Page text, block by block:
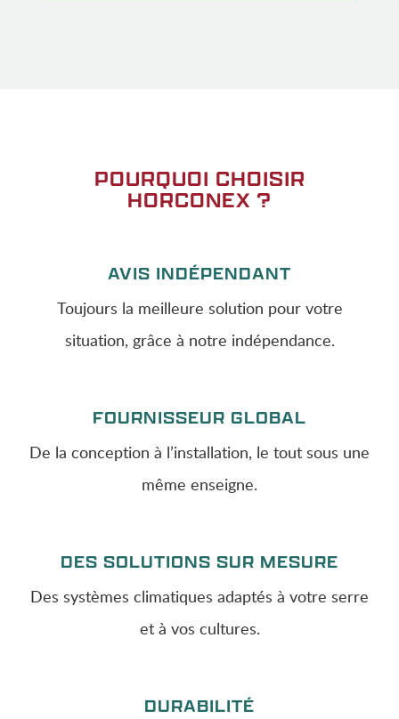
POURQUOI CHOISIR
HORCONEX ?
AVIS INDÉPENDANT
Toujours la meilleure solution pour votre
situation, grâce à notre indépendance.
FOURNISSEUR GLOBAL
De la conception à l’installation, le tout sous une
même enseigne.
DES SOLUTIONS SUR MESURE
Des systèmes climatiques adaptés à votre serre
et à vos cultures.
DURABILITÉ